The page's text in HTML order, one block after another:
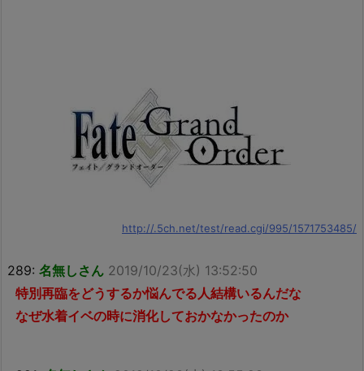
http://.5ch.net/test/read.cgi/995/1571753485/
289: 名無しさん 2019/10/23(水) 13:52:50
特別再臨をどうするか悩んでる人結構いるんだな
なぜ水着イベの時に消化しておかなかったのか